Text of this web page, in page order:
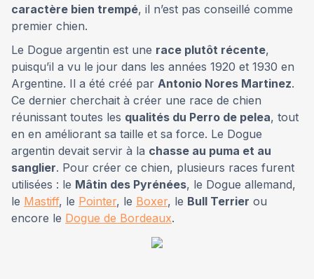
caractère bien trempé, il n’est pas conseillé comme
premier chien.
Le Dogue argentin est une race plutôt récente,
puisqu’il a vu le jour dans les années 1920 et 1930 en
Argentine. Il a été créé par Antonio Nores Martinez.
Ce dernier cherchait à créer une race de chien
réunissant toutes les qualités du Perro de pelea, tout
en en améliorant sa taille et sa force. Le Dogue
argentin devait servir à la chasse au puma et au
sanglier. Pour créer ce chien, plusieurs races furent
utilisées : le Mâtin des Pyrénées, le Dogue allemand,
le Mastiff, le Pointer, le Boxer, le Bull Terrier ou
encore le Dogue de Bordeaux.